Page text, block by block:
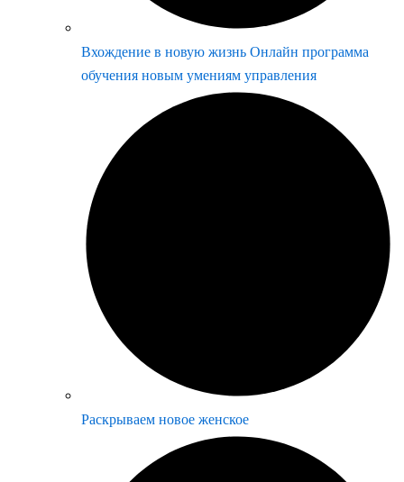
Вхождение в новую жизнь Онлайн программа
обучения новым умениям управления
Раскрываем новое женское